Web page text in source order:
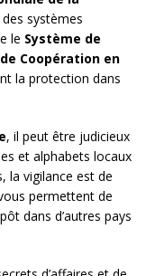
systèmes
le Système de
Coopération en
la protection dans
, il peut être judicieux
et alphabets locaux
la vigilance est de
permettent de
dans d’autres pays